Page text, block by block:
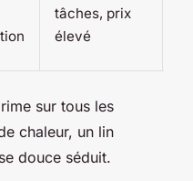
tâches, prix
élevé
sur tous les
chaleur, un lin
douce séduit.